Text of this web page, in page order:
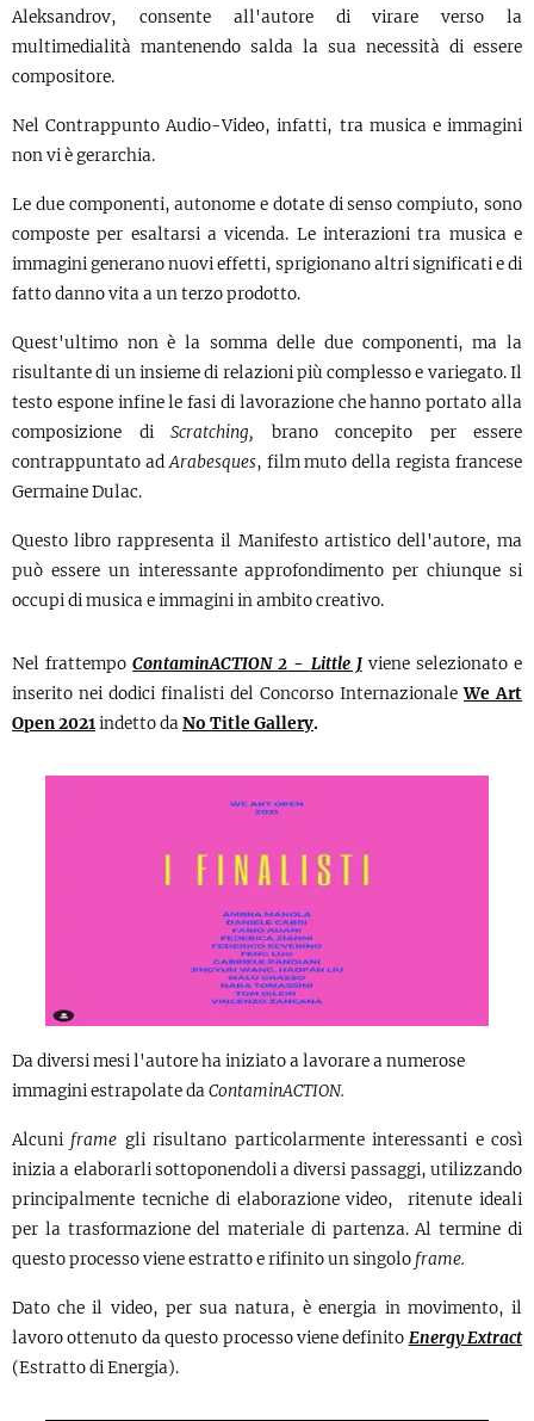
Aleksandrov, consente all'autore di virare verso la
multimedialità mantenendo salda la sua necessità di essere
compositore.
Nel Contrappunto Audio-Video, infatti, tra musica e immagini
non vi è gerarchia.
Le due componenti, autonome e dotate di senso compiuto, sono
composte per esaltarsi a vicenda. Le interazioni tra musica e
immagini generano nuovi effetti, sprigionano altri significati e di
fatto danno vita a un terzo prodotto.
Quest'ultimo non è la somma delle due componenti, ma la
risultante di un insieme di relazioni più complesso e variegato. Il
testo espone infine le fasi di lavorazione che hanno portato alla
composizione di Scratching, brano concepito per essere
contrappuntato adArabesques, film muto della regista francese
Germaine Dulac.
Questo libro rappresenta il Manifesto artistico dell'autore, ma
può essere un interessante approfondimento per chiunque si
occupi di musica e immagini in ambito creativo.
Nel frattempoContaminACTION 2 - Little J viene selezionato e
inserito nei dodici finalisti del Concorso InternazionaleWe Art
Open 2021indetto daNo Title Gallery.
Da diversi mesi l'autore ha iniziato a lavorare a numerose
immagini estrapolate daContaminACTION.
Alcuni frame gli risultano particolarmente interessanti e così
inizia a elaborarli sottoponendoli a diversi passaggi, utilizzando
principalmente tecniche di elaborazione video, ritenute ideali
per la trasformazione del materiale di partenza. Al termine di
questo processo viene estratto e rifinito un singolo frame.
Dato che il video, per sua natura, è energia in movimento, il
lavoro ottenuto da questo processo viene definito Energy Extract
(Estratto di Energia).